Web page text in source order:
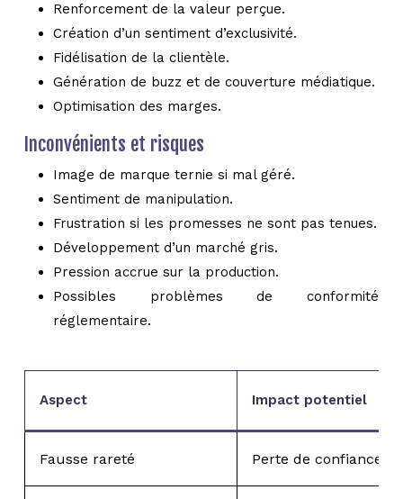
Renforcement de la valeur perçue.
Création d’un sentiment d’exclusivité.
Fidélisation de la clientèle.
Génération de buzz et de couverture médiatique.
Optimisation des marges.
Inconvénients et risques
Image de marque ternie si mal géré.
Sentiment de manipulation.
Frustration si les promesses ne sont pas tenues.
Développement d’un marché gris.
Pression accrue sur la production.
Possibles problèmes de conformité
réglementaire.
Aspect Impact potentiel
Fausse rareté Perte de confiance